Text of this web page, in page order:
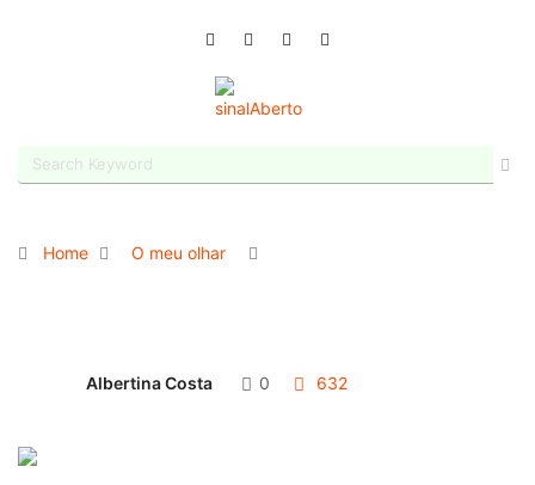
Home O meu olhar
Albertina Costa 0 632